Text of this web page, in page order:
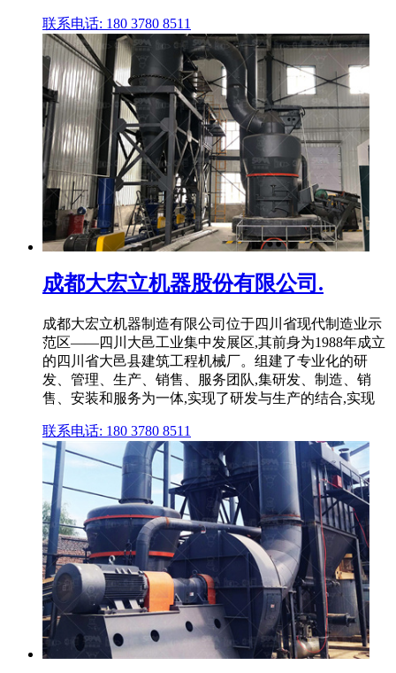
联系电话: 180 3780 8511
成都大宏立机器股份有限公司.
成都大宏立机器制造有限公司位于四川省现代制造业示
范区――四川大邑工业集中发展区,其前身为1988年成立
的四川省大邑县建筑工程机械厂。组建了专业化的研
发、管理、生产、销售、服务团队,集研发、制造、销
售、安装和服务为一体,实现了研发与生产的结合,实现
联系电话: 180 3780 8511